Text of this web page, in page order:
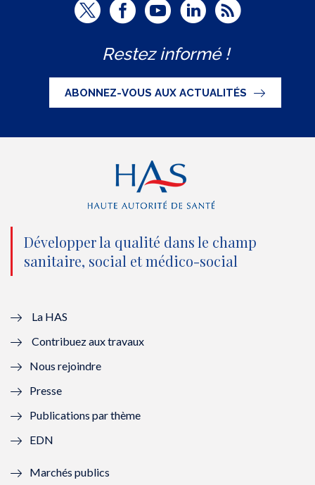
T
i
t
t
e
n
o
u
l
l
f
n
F
c
e
b
o
o
k
(
n
o
e
e
Y
u
t
u
b
e
(
n
o
u
L
n
k
e
d
(
n
o
R
Restez informé !
ABONNEZ-VOUS AUX ACTUALITÉS
Développer la qualité dans le champ
sanitaire, social et médico-social
La HAS
Contribuez aux travaux
Nous rejoindre
Presse
Publications par thème
EDN
Marchés publics